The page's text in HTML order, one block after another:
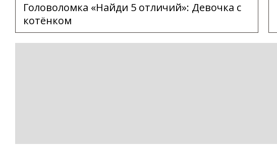
Головоломка «Найди 5 отличий»: Девочка с
котёнком